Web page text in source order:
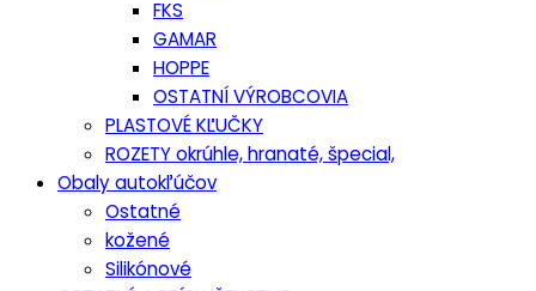
FKS
GAMAR
HOPPE
OSTATNÍ VÝROBCOVIA
PLASTOVÉ KĽUČKY
ROZETY okrúhle, hranaté, špecial,
Obaly autokľúčov
Ostatné
kožené
Silikónové